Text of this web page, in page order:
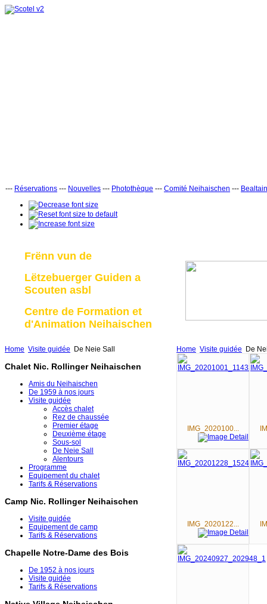
--- Réservations --- Nouvelles --- Photothèque --- Comité Neihaischen ---
Frënn vun de
Lëtzebuerger Guiden a
Scouten asbl
Centre de Formation et
d'Animation Neihaischen
Home Visite guidée De Neie Sall
Chalet Nic. Rollinger Neihaischen
Amis du Neihaischen
De 1959 à nos jours
Visite guidée
Accès chalet
Rez de chaussée
Premier étage
Deuxième étage
Sous-sol
De Neie Sall
Alentours
Programme
Equipement du chalet
Tarifs & Réservations
Camp Nic. Rollinger Neihaischen
Visite guidée
Equipement de camp
Tarifs & Réservations
Chapelle Notre-Dame des Bois
De 1952 à nos jours
Visite guidée
Tarifs & Réservations
Home Visite guidée De
IMG_2020100...
IMG_2020122...